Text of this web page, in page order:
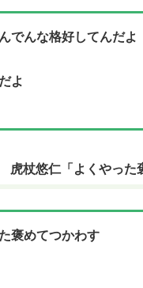
でんな格好してんだよ
よ
杖悠仁「よくやった
褒めてつかわす